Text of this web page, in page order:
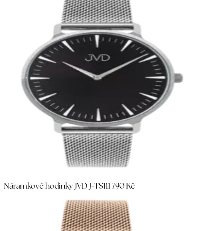
Náramkové hodinky JVD J-TS111 790 Kč